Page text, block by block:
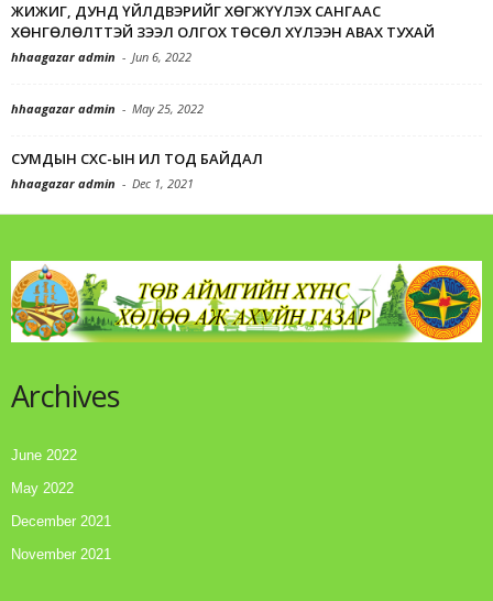
ЖИЖИГ, ДУНД ҮЙЛДВЭРИЙГ ХӨГЖҮҮЛЭХ САНГААС
ХӨНГӨЛӨЛТТЭЙ ЗЭЭЛ ОЛГОХ ТӨСӨЛ ХҮЛЭЭН АВАХ ТУХАЙ
hhaagazar admin - Jun 6, 2022
hhaagazar admin - May 25, 2022
СУМДЫН СХС-ЫН ИЛ ТОД БАЙДАЛ
hhaagazar admin - Dec 1, 2021
Archives
June 2022
May 2022
December 2021
November 2021